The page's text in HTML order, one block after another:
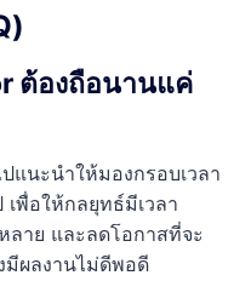
ต้องถือนานแค่
แนะนำให้มองกรอบเวลา
พื่อให้กลยุทธ์มีเวลา
าย และลดโอกาสที่จะ
มีผลงานไม่ดีพอดี